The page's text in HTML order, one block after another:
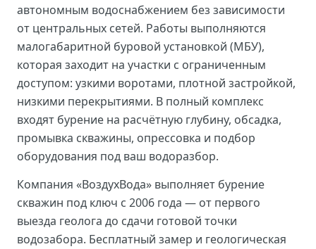
автономным водоснабжением без зависимости
от центральных сетей. Работы выполняются
малогабаритной буровой установкой (МБУ),
которая заходит на участки с ограниченным
доступом: узкими воротами, плотной застройкой,
низкими перекрытиями. В полный комплекс
входят бурение на расчётную глубину, обсадка,
промывка скважины, опрессовка и подбор
оборудования под ваш водоразбор.
Компания «ВоздухВода» выполняет бурение
скважин под ключ с 2006 года — от первого
выезда геолога до сдачи готовой точки
водозабора. Бесплатный замер и геологическая